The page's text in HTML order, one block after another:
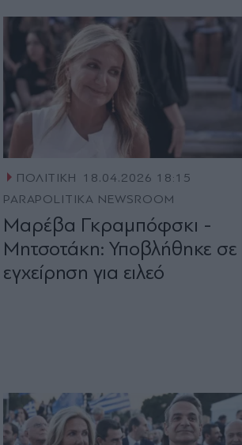
ΠΟΛΙΤΙΚΗ
18.04.2026 18:15
PARAPOLITIKA NEWSROOM
Μαρέβα Γκραμπόφσκι -
Μητσοτάκη: Υποβλήθηκε σε
εγχείρηση για ειλεό